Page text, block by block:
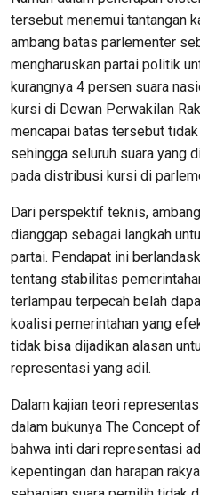
tersebut menemui tantangan
ambang batas parlementer
mengharuskan partai politik
kurangnya 4 persen suara
kursi di Dewan Perwakilan
mencapai batas tersebut
sehingga seluruh suara yang
pada distribusi kursi di
Dari perspektif teknis,
dianggap sebagai langkah
partai. Pendapat ini
tentang stabilitas
terlampau terpecah belah
koalisi pemerintahan yang
tidak bisa dijadikan alasan
representasi yang adil.
Dalam kajian teori
dalam bukunya The Concept
bahwa inti dari representasi
kepentingan dan harapan